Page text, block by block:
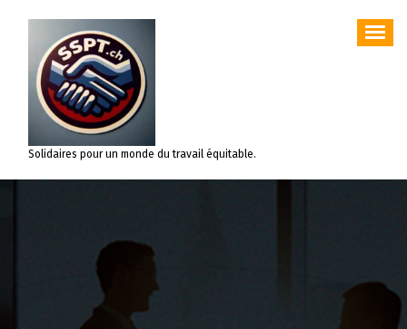
contenu
Solidaires pour un monde du travail équitable.